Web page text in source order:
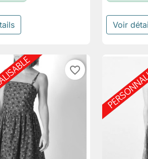
Voir
favorite_border